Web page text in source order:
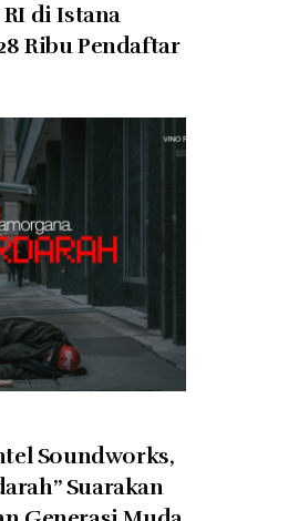
RI di Istana
Ribu Pendaftar
Soundworks,
Suarakan